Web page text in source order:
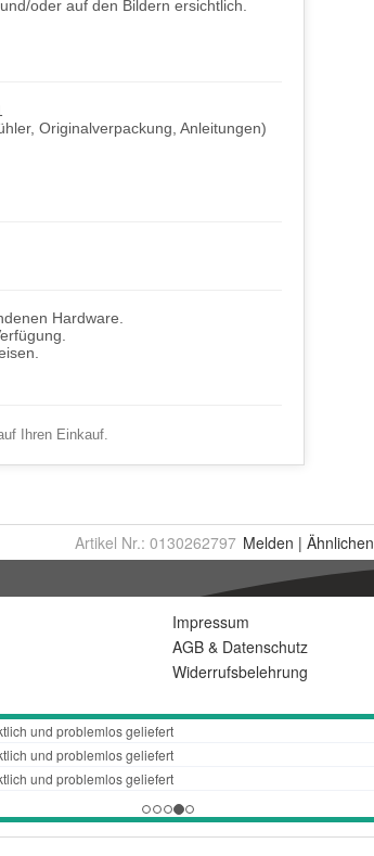
Artikel Nr.: 0130262797 Melden | Ähnlichen
Impressum
AGB & Datenschutz
Widerrufsbelehrung